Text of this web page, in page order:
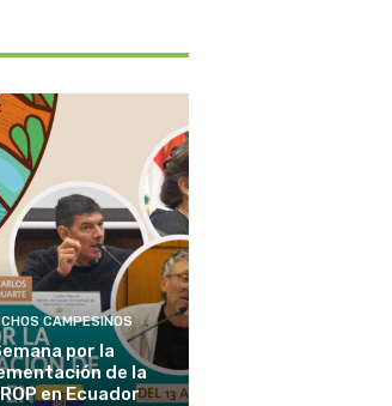
CAMPESINOS
por la
de la
en Ecuador